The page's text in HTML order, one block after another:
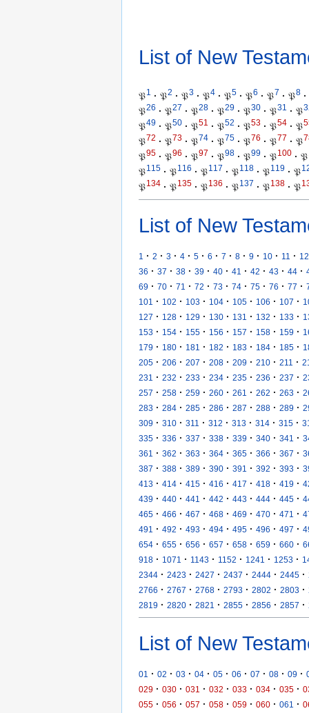
List of New
𝔓1 · 𝔓2 · 𝔓3 · 𝔓4 · 𝔓5 · 𝔓6 · 𝔓7 · 𝔓8 ·
𝔓26 · 𝔓27 · 𝔓28 · 𝔓29 · 𝔓30 · 𝔓31 · 𝔓
𝔓49 · 𝔓50 · 𝔓51 · 𝔓52 · 𝔓53 · 𝔓54 · 𝔓
𝔓72 · 𝔓73 · 𝔓74 · 𝔓75 · 𝔓76 · 𝔓77 · 𝔓
𝔓95 · 𝔓96 · 𝔓97 · 𝔓98 · 𝔓99 · 𝔓100 · 𝔓
𝔓115 · 𝔓116 · 𝔓117 · 𝔓118 · 𝔓119 · 𝔓
𝔓134 · 𝔓135 · 𝔓136 · 𝔓137 · 𝔓138 · 𝔓
List of New
1 · 2 · 3 · 4 · 5 · 6 · 7 · 8 · 9 · 10 · 11 · 12
36 · 37 · 38 · 39 · 40 · 41 · 42 · 43 · 44 ·
69 · 70 · 71 · 72 · 73 · 74 · 75 · 76 · 77 ·
101
· 102 · 103 · 104 · 105 · 106 · 107 ·
127 · 128 · 129 · 130 · 131 · 132 · 133 ·
153 · 154 · 155 · 156 · 157 · 158 · 159 ·
179 · 180 · 181 · 182 · 183 · 184 · 185 ·
205 · 206 · 207 · 208 · 209 · 210 · 211 ·
231
· 232 · 233 · 234 · 235 · 236 · 237 ·
257 · 258 · 259 · 260 · 261 · 262 · 263 ·
283 · 284 · 285 · 286 · 287 · 288 · 289 ·
309 · 310 · 311 · 312 · 313 · 314 · 315 ·
335 · 336 · 337 · 338 · 339 · 340 · 341 ·
361
· 362 · 363 · 364 · 365 · 366 · 367 ·
387 · 388 · 389 · 390 · 391 · 392 · 393 ·
413 · 414 · 415 · 416 · 417 · 418 · 419 ·
439 · 440 · 441 · 442 · 443 · 444 · 445 ·
465 · 466 · 467 · 468 · 469 · 470 · 471 ·
491
· 492 · 493 · 494 · 495 · 496 · 497 ·
654 · 655 · 656 · 657 · 658 · 659 · 660 ·
918 · 1071 · 1143 · 1152 · 1241 · 1253 ·
2344 · 2423 · 2427 · 2437 · 2444 · 2445 ·
2766 · 2767 · 2768 · 2793 · 2802 · 2803 ·
2819 · 2820 · 2821 · 2855 · 2856 · 2857 ·
List of New
01 · 02 · 03 · 04 · 05 · 06 · 07 · 08 · 09 ·
029 · 030 · 031 · 032 · 033 · 034 · 035 ·
055 · 056 · 057 · 058 · 059 · 060 · 061 ·